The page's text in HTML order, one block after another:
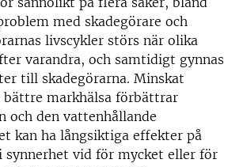
med skadegörare och
livscykler störs när olika
varandra, och samtidigt gynnas
till skadegörarna. Minskat
bättre markhälsa förbättrar
och den vattenhållande
kan ha långsiktiga effekter på
synnerhet vid för mycket eller för